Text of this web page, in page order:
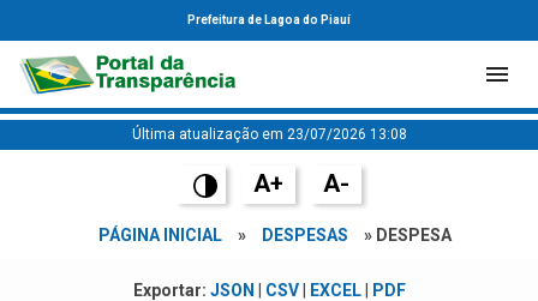
Prefeitura de Lagoa do Piauí
Última atualização em 23/07/2026 13:08
A+ A-
PÁGINA INICIAL » DESPESAS » DESPESA
Exportar: JSON CSV| EXCEL| PDF